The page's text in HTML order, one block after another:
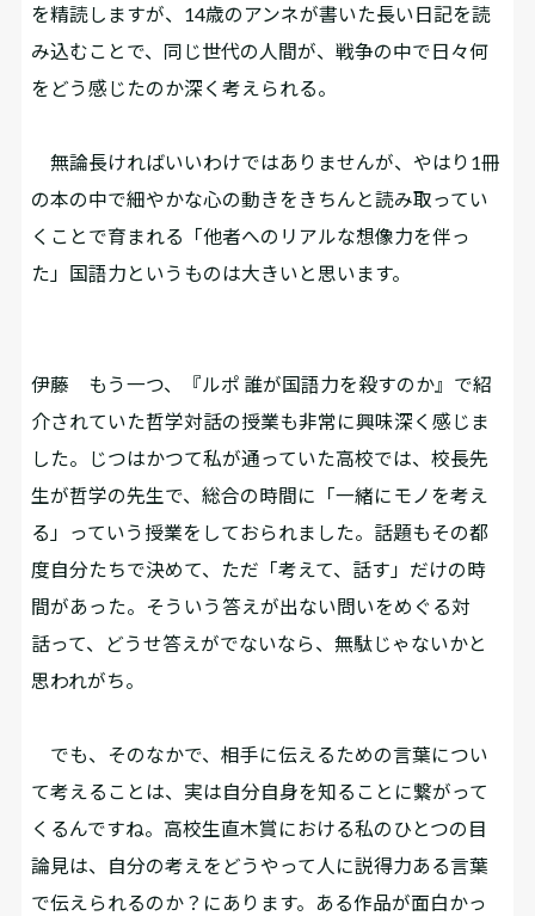
を精読しますが、14歳のアンネが書いた長い日記を読
み込むことで、同じ世代の人間が、戦争の中で日々何
をどう感じたのか深く考えられる。
無論長ければいいわけではありませんが、やはり1冊
の本の中で細やかな心の動きをきちんと読み取ってい
くことで育まれる「他者へのリアルな想像力を伴っ
た」国語力というものは大きいと思います。
伊藤 もう一つ、『ルポ 誰が国語力を殺すのか』で紹
介されていた哲学対話の授業も非常に興味深く感じま
した。じつはかつて私が通っていた高校では、校長先
生が哲学の先生で、総合の時間に「一緒にモノを考え
る」っていう授業をしておられました。話題もその都
度自分たちで決めて、ただ「考えて、話す」だけの時
間があった。そういう答えが出ない問いをめぐる対
話って、どうせ答えがでないなら、無駄じゃないかと
思われがち。
でも、そのなかで、相手に伝えるための言葉につい
て考えることは、実は自分自身を知ることに繋がって
くるんですね。高校生直木賞における私のひとつの目
論見は、自分の考えをどうやって人に説得力ある言葉
で伝えられるのか？にあります。ある作品が面白かっ